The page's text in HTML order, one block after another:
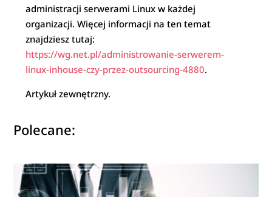
administracji serwerami Linux w każdej
organizacji. Więcej informacji na ten temat
znajdziesz tutaj:
https://wg.net.pl/administrowanie-serwerem-
linux-inhouse-czy-przez-outsourcing-4880.
Artykuł zewnętrzny.
Polecane: